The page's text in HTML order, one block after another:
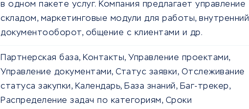
в одном пакете услуг. Компания предлагает управление
складом, маркетинговые модули для работы, внутренний
документооборот, общение с клиентами и др.
Партнерская база, Контакты, Управление проектами,
Управление документами, Статус заявки, Отслеживание
статуса закупки, Календарь, База знаний, Баг-трекер,
Распределение задач по категориям, Сроки